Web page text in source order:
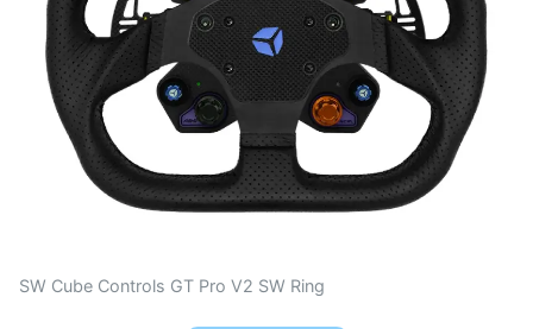
SW Cube Controls GT Pro V2 SW Ring